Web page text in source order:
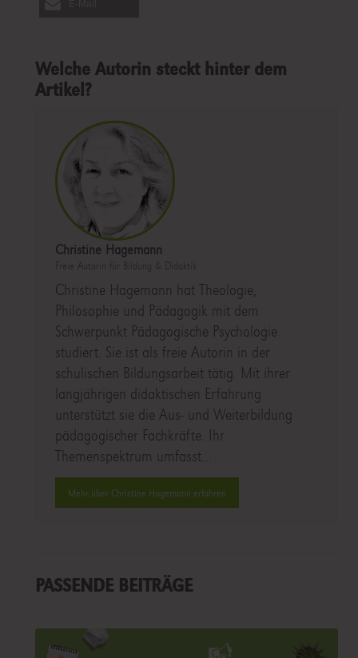
Welche Autorin steckt hinter dem
Artikel?
Christine Hagemann
Freie Autorin für Bildung & Didaktik
Christine Hagemann hat Theologie,
Philosophie und Pädagogik mit dem
Schwerpunkt Pädagogische Psychologie
studiert. Sie ist als freie Autorin in der
schulischen Bildungsarbeit tätig. Mit ihrer
langjährigen didaktischen Erfahrung
unterstützt sie die Aus- und Weiterbildung
pädagogischer Fachkräfte. Ihr
Themenspektrum umfasst…
Mehr über Christine Hagemann erfahren
PASSENDE BEITRÄGE